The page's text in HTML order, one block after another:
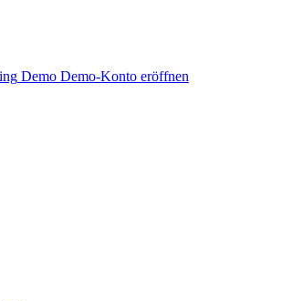
Demo Demo-Konto eröffnen